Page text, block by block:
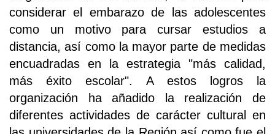
considerar el embarazo de las adolescentes
como un motivo para cursar estudios a
distancia, así como la mayor parte de medidas
encuadradas en la estrategia "más calidad,
más éxito escolar". A estos logros la
organización ha añadido la realización de
diferentes actividades de carácter cultural en